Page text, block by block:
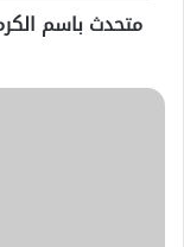
متحدث باسم